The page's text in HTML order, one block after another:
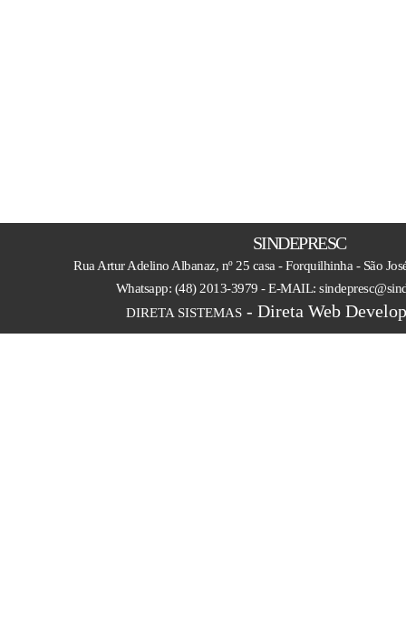
SINDEPRESC
Rua Artur Adelino Albanaz, nº 25 casa - Forquilhinha - São
Whatsapp: (48) 2013-3979 - E-MAIL:
DIRETA SISTEMAS- Direta Web